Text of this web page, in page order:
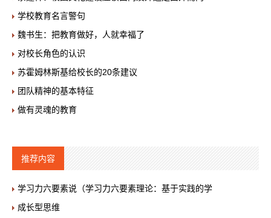
学校教育名言警句
魏书生：把教育做好，人就幸福了
对校长角色的认识
苏霍姆林斯基给校长的20条建议
团队精神的基本特征
做有灵魂的教育
推荐内容
学习力六要素说（学习力六要素理论：基于实践的学
成长型思维